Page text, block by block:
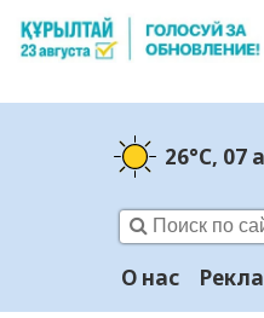
26°C, 07
О нас